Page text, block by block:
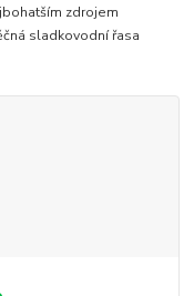
zdrojem
sladkovodní řasa